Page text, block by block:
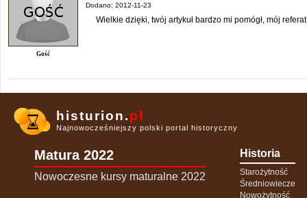
Gość
Dodano: 2012-11-23
Wielkie dzięki, twój artykuł bardzo mi pomógł, mój
histurion.pl
Najnowocześniejszy polski portal historyczny
Matura 2022
Nowoczesne kursy maturalne 2022
Historia
Starożytność
Średniowiecze
Nowożytność